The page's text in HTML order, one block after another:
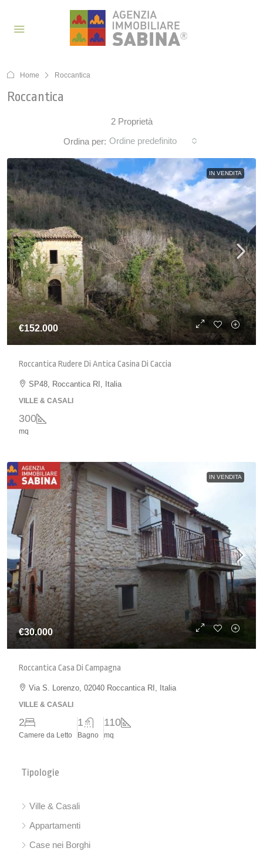
Home Roccantica
Roccantica
2 Proprietà
Ordina per: Ordine predefinito
IN VENDITA
€152.000
Roccantica Rudere Di Antica Casina Di Caccia
SP48, Roccantica RI, Italia
VILLE & CASALI
300
mq
IN VENDITA
€30.000
Roccantica Casa Di Campagna
Via S. Lorenzo, 02040 Roccantica RI, Italia
VILLE & CASALI
2
Camere da Letto
1
Bagno
110
mq
Tipologie
Ville & Casali
Appartamenti
Case nei Borghi